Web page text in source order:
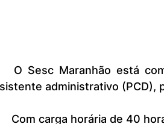
administrativo (PCD),